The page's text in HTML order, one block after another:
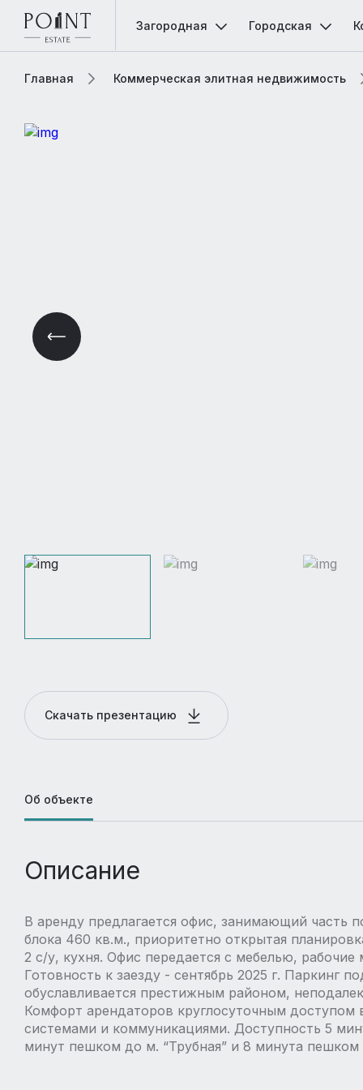
Загородная Городская
Главная Коммерческая элитная недвижимость
Скачать презентацию
Об объекте
Описание
В аренду предлагается офис, занимающий часть
блока 460 кв.м., приоритетно открытая
2 с/у, кухня. Офис передается с мебелью,
Готовность к заезду - сентябрь 2025 г. Паркинг
обуславливается престижным районом,
Комфорт арендаторов круглосуточным
системами и коммуникациями. Доступность 5
минут пешком до м. “Трубная” и 8 минута пешком